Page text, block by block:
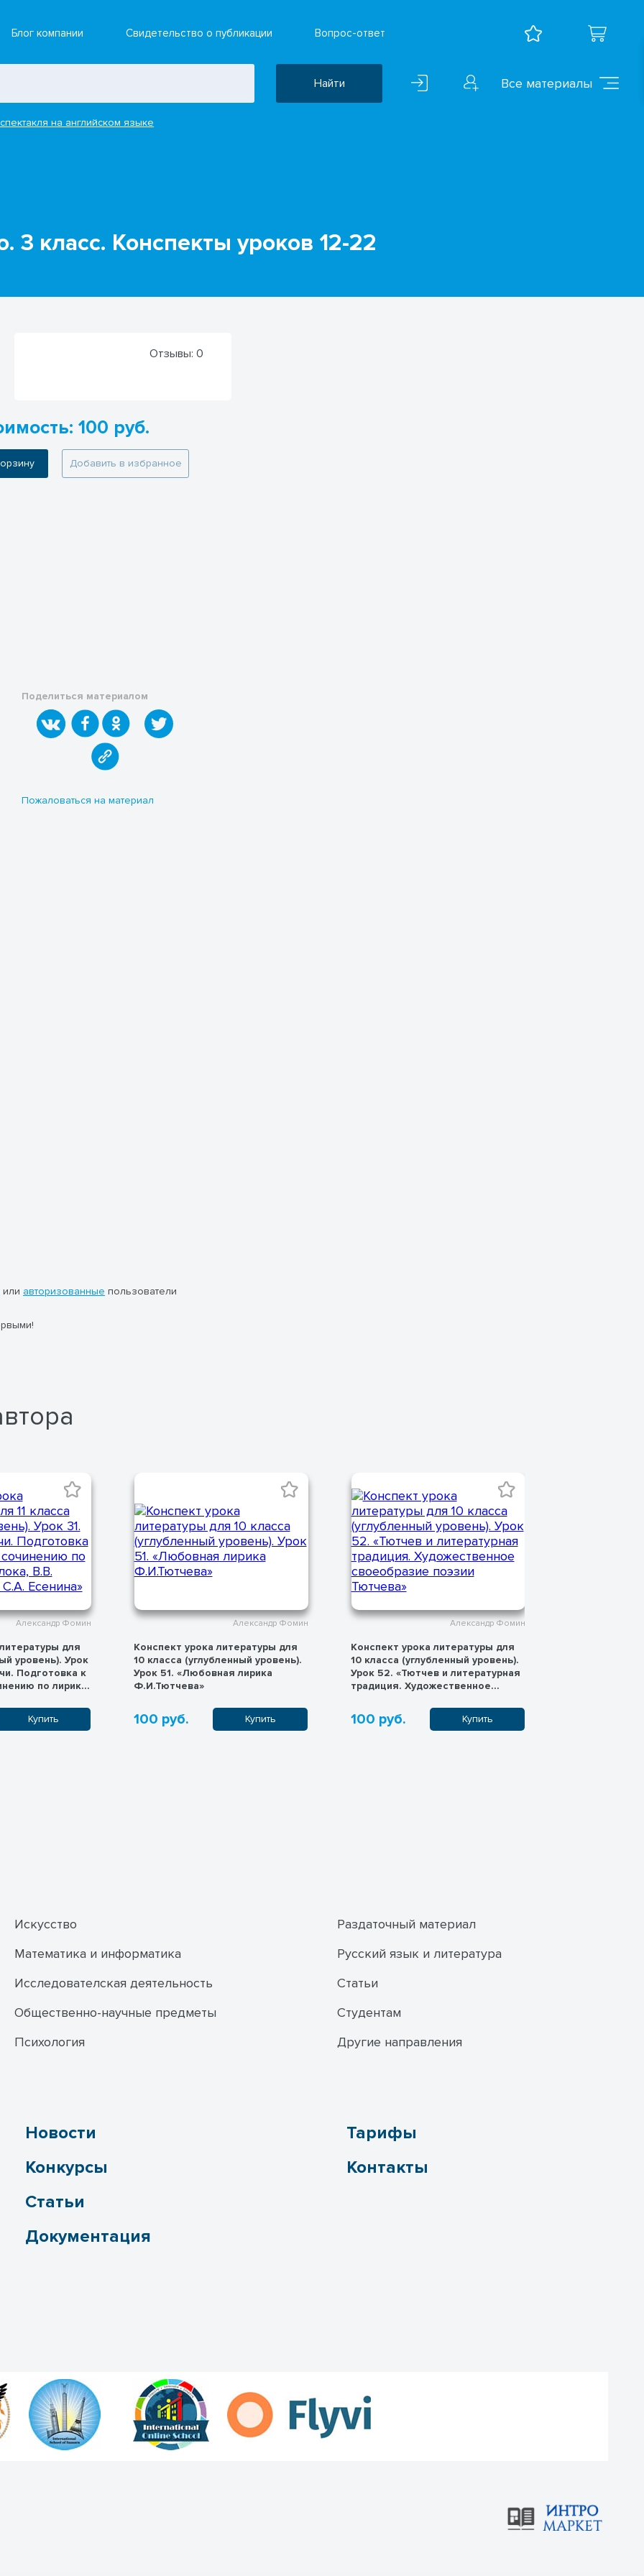
Блог компании Свидетельство о публикации Вопрос-ответ
Найти
на английском языке
Все материалы
3 класс. Конспекты уроков 12-22
Отзывы: 0
100 руб.
корзину Добавить в избранное
Поделиться материалом
Пожаловаться на материал
или авторизованные пользователи
Александр Фомин
для
уровень). Урок
Подготовка к
по лирике
Купить
Александр Фомин
Конспект урока литературы для
10 класса (углубленный уровень).
Урок 51. «Любовная лирика
Ф.И.Тютчева»
100 руб. Купить
Александр Фомин
Конспект урока литературы для
10 класса (углубленный уровень).
Урок 52. «Тютчев и литературная
традиция. Художественное
100 руб. Купить
Искусство
Математика и информатика
Исследователская деятельность
Общественно-научные предметы
Психология
Раздаточный материал
Русский язык и литература
Статьи
Студентам
Другие направления
Новости
Конкурсы
Статьи
Документация
Тарифы
Контакты